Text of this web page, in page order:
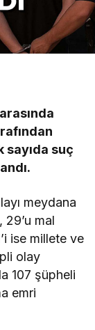
suç
meydana
29’u mal
ise millete ve
olay
107 şüpheli
emri